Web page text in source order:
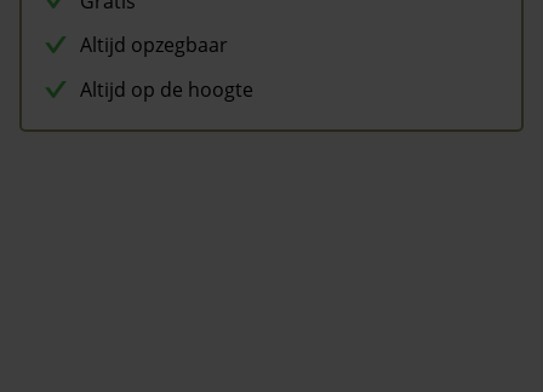
Altijd opzegbaar
Altijd op de hoogte